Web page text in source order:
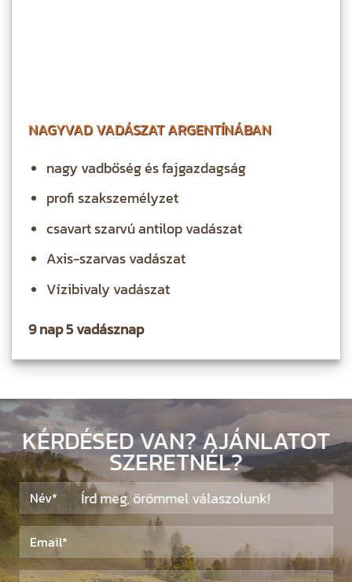
NAGYVAD VADÁSZAT ARGENTÍNÁBAN
nagy vadbőség és fajgazdagság
profi szakszemélyzet
csavart szarvú antilop vadászat
Axis-szarvas vadászat
Vízibivaly vadászat
9 nap 5 vadásznap
KÉRDÉSED VAN? AJÁNLATOT
SZERETNÉL?
Írd meg, örömmel válaszolunk!